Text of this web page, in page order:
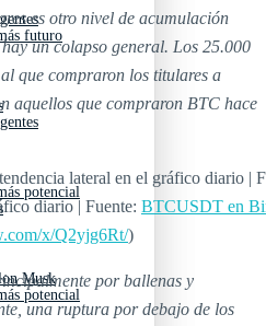
potencial
Musk
futuro
potencial
es otro nivel de acumulación
un colapso general. Los 25.000
que compraron los titulares a
aquellos que compraron BTC hace
diario | Fuente: BTCUSDT en
x/Q2yjg6Rt/)
por ballenas y
una ruptura por debajo de los